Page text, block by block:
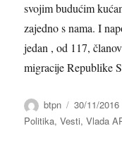
svojim budućim
zajedno s nama.I
jedan , od 117,
migracije Republike
Author
btpn
Posted
on
30/11/2016
Politika,Vesti,Vlada